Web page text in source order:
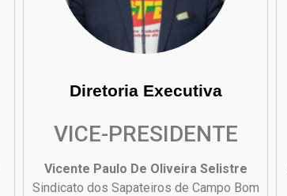
Diretoria Executiva
VICE-PRESIDENTE
Vicente Paulo De Oliveira Selistre
Sindicato dos Sapateiros de Campo Bom